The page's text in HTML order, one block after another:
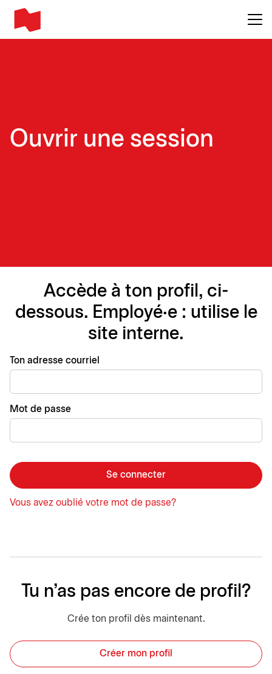
Main
Ouvrir une session
Accède à ton profil, ci-
dessous. Employé·e : utilise le
site interne.
Se connecter avec
Ton adresse courriel
Mot de passe
Se connecter
Vous avez oublié votre mot de passe?
Tu n'as pas encore de profil?
Crée ton profil dès maintenant.
Créer mon profil